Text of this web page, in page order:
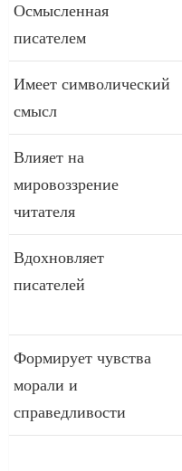
Осмысленная
писателем
Имеет символический
смысл
Влияет на
мировоззрение
читателя
Вдохновляет
писателей
Формирует чувства
морали и
справедливости